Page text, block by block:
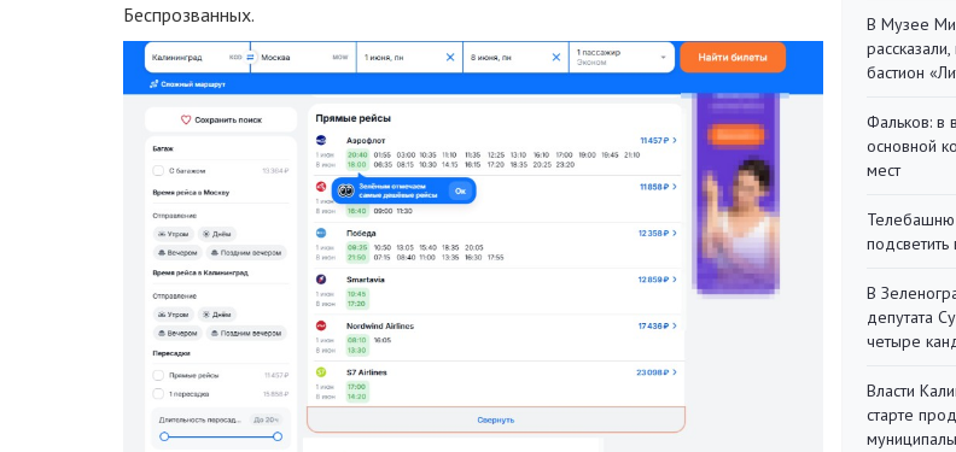
Беспрозванных.
В Музее
бастион
Фальков: в
основной
мест
Телебашню
В
депутата
четыре
Власти
старте